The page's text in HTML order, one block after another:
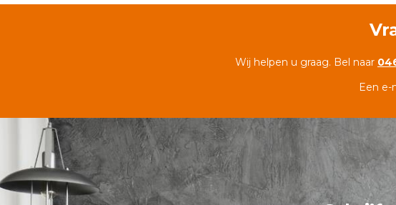
Wij helpen u graag. Bel naar
Een e-